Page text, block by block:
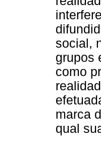
social,
grupos
como
marca
qual